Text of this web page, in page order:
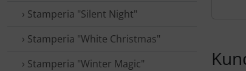
› Stamperia "Silent Night"
› Stamperia "White Christmas"
› Stamperia "Winter Magic"